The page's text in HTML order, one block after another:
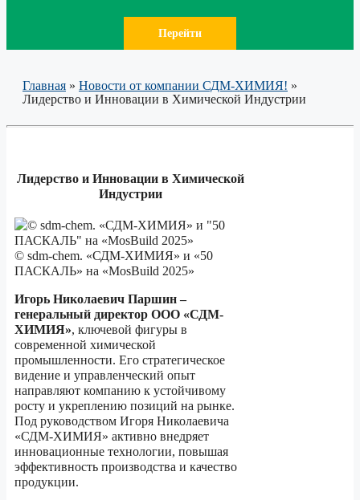
Перейти
Главная » Новости от компании СДМ-ХИМИЯ! »
Лидерство и Инновации в Химической Индустрии
Лидерство и Инновации в Химической
Индустрии
© sdm-chem. «СДМ-ХИМИЯ» и «50
ПАСКАЛЬ» на «MosBuild 2025»
Игорь Николаевич Паршин –
генеральный директор ООО «СДМ-
ХИМИЯ», ключевой фигуры в
современной химической
промышленности. Его стратегическое
видение и управленческий опыт
направляют компанию к устойчивому
росту и укреплению позиций на рынке.
Под руководством Игоря Николаевича
«СДМ-ХИМИЯ» активно внедряет
инновационные технологии, повышая
эффективность производства и качество
продукции.